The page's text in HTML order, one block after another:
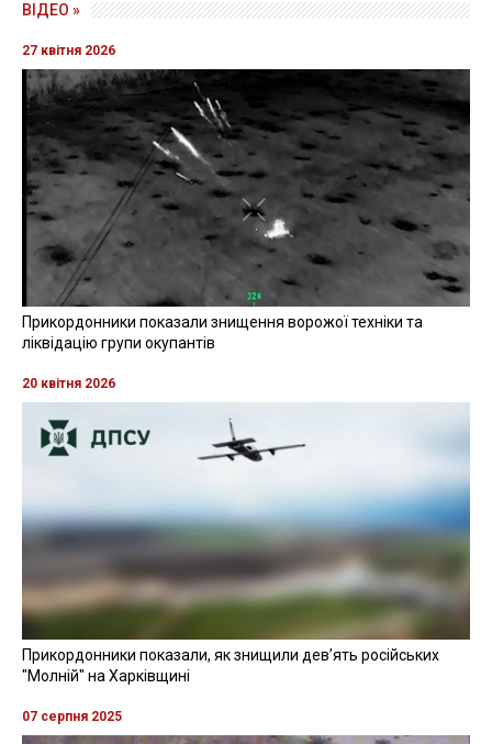
ВІДЕО »
27 квітня 2026
Прикордонники показали знищення ворожої техніки та
ліквідацію групи окупантів
20 квітня 2026
Прикордонники показали, як знищили девʼять російських
"Молній" на Харківщині
07 серпня 2025